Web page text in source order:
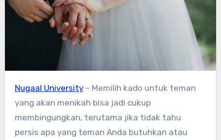
Nugaal University– Memilih kado untuk teman
yang akan menikah bisa jadi cukup
membingungkan, terutama jika tidak tahu
persis apa yang teman Anda butuhkan atau